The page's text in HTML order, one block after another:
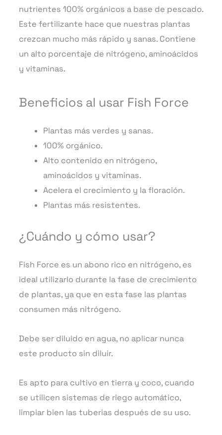
nutrientes 100% orgánicos a base de pescado.
Este fertilizante hace que nuestras plantas
crezcan mucho más rápido y sanas. Contiene
un alto porcentaje de nitrógeno, aminoácidos
y vitaminas.
Beneficios al usar Fish Force
Plantas más verdes y sanas.
100% orgánico.
Alto contenido en nitrógeno,
aminoácidos y vitaminas.
Acelera el crecimiento y la floración.
Plantas más resistentes.
¿Cuándo y cómo usar?
Fish Force es un abono rico en nitrógeno, es
ideal utilizarlo durante la fase de crecimiento
de plantas, ya que en esta fase las plantas
consumen más nitrógeno.
Debe ser diluido en agua, no aplicar nunca
este producto sin diluir.
Es apto para cultivo en tierra y coco, cuando
se utilicen sistemas de riego automático,
limpiar bien las tuberias después de su uso.